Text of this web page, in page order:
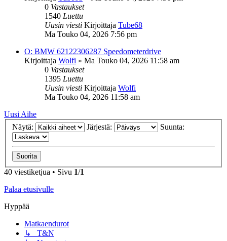
0 Vastaukset
1540 Luettu
Uusin viesti Kirjoittaja Tube68
Ma Touko 04, 2026 7:56 pm
O: BMW 62122306287 Speedometerdrive
Kirjoittaja Wolfi » Ma Touko 04, 2026 11:58 am
0 Vastaukset
1395 Luettu
Uusin viesti Kirjoittaja Wolfi
Ma Touko 04, 2026 11:58 am
Uusi Aihe
Näytä:
Järjestä: Suunta:
40 viestiketjua • Sivu 1/1
Palaa etusivulle
Hyppää
Matkaendurot
↳ T&N